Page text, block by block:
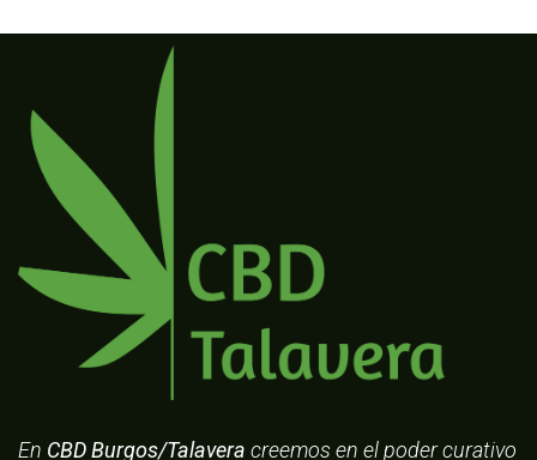
En CBD Burgos/Talavera creemos en el poder curativo